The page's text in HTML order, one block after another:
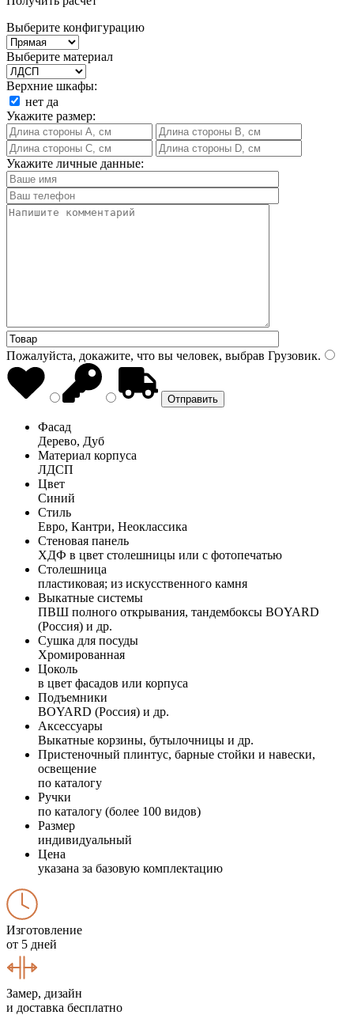
Выберите конфигурацию
Выберите материал
Верхние шкафы:
нет да
Укажите размер:
Укажите личные данные:
Пожалуйста, докажите, что вы человек, выбрав Грузовик.
Фасад
Дерево, Дуб
Материал корпуса
ЛДСП
Цвет
Синий
Стиль
Евро, Кантри, Неоклассика
Стеновая панель
ХДФ в цвет столешницы или с фотопечатью
Столешница
пластиковая; из искусственного камня
Выкатные системы
ПВШ полного открывания, тандембоксы BOYARD
(Россия) и др.
Сушка для посуды
Хромированная
Цоколь
в цвет фасадов или корпуса
Подъемники
BOYARD (Россия) и др.
Аксессуары
Выкатные корзины, бутылочницы и др.
Пристеночный плинтус, барные стойки и навески,
освещение
по каталогу
Ручки
по каталогу (более 100 видов)
Размер
индивидуальный
Цена
указана за базовую комплектацию
Изготовление
от 5 дней
Замер, дизайн
и доставка бесплатно